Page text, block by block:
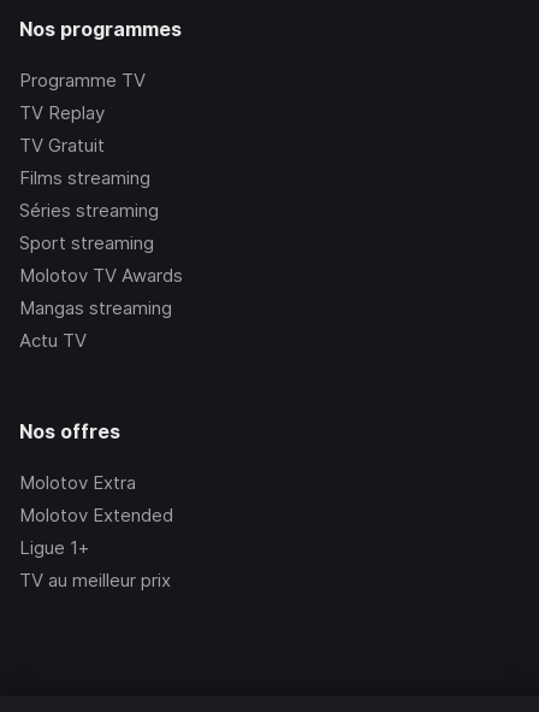
Nos programmes
Programme TV
TV Replay
TV Gratuit
Films streaming
Séries streaming
Sport streaming
Molotov TV Awards
Mangas streaming
Actu TV
Nos offres
Molotov Extra
Molotov Extended
Ligue 1+
TV au meilleur prix